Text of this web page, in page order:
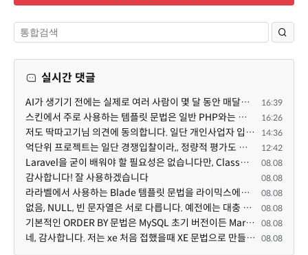
실시간 댓글
AI가 생기기 전에는 실제로 여러 사람이 몇 달 동안 매달려야 하는 프로젝트였는데... 이제는 한두 명이 쳐... 16:39
스킨에서 주로 사용하는 템플릿 문법은 일반 PHP와는 다른 고유의 문법이라고 부를 만한 여지가 있습니다. ... 16:26
저도 딱따고기님 의견에 동의합니다. 일단 개인사업자 입장에서 억단위 프로젝트를 진행하면 요구사항도 빡... 14:36
억단위 프로젝트는 일단 경쟁입찰이라,, 정량적 평가도 중요합니다. 그래서 많은 고급인력을 보유할수록 유... 12:42
Laravel을 굳이 배워야 할 필요성은 없습니다만, Class기반의 객체 지향 프로그래밍과, PSR-4라는 Composer... 08.08
감사합니다! 잘 사용하겠습니다 08.08
라라벨에서 사용하는 Blade 템플릿 문법을 라이믹스에서도 일부분 도입하였는데, 양쪽의 템플릿 매뉴얼 분량... 08.08
없음, NULL, 빈 문자열은 서로 다릅니다. 예전에는 대충 써도 서로 통용되었지만, 그것 때문에 버그나 보안... 08.08
기본적인 ORDER BY 문법은 MySQL 초기 버전이든 MariaDB 최신 버전이든 차이가 없습니다. 라이믹스 게시판에... 08.08
네, 감사합니다. 저는 xe 처음 접했을때 XE 문법으로 만들었다고 해서 xe코드들이 php와 전혀 다른것 같이 ... 08.08